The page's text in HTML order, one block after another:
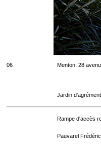
06 Menton. 28
Jardin
Rampe d'accès
Pauvarel Frédéric